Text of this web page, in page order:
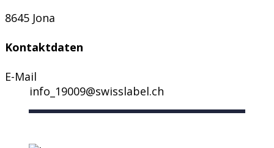
8645 Jona
Kontaktdaten
E-Mail
info_19009@swisslabel.ch